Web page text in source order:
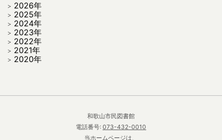
2026年
2025年
2024年
2023年
2022年
2021年
2020年
和歌山市民図書館
電話番号: 073-432-0010
当ホームページは、